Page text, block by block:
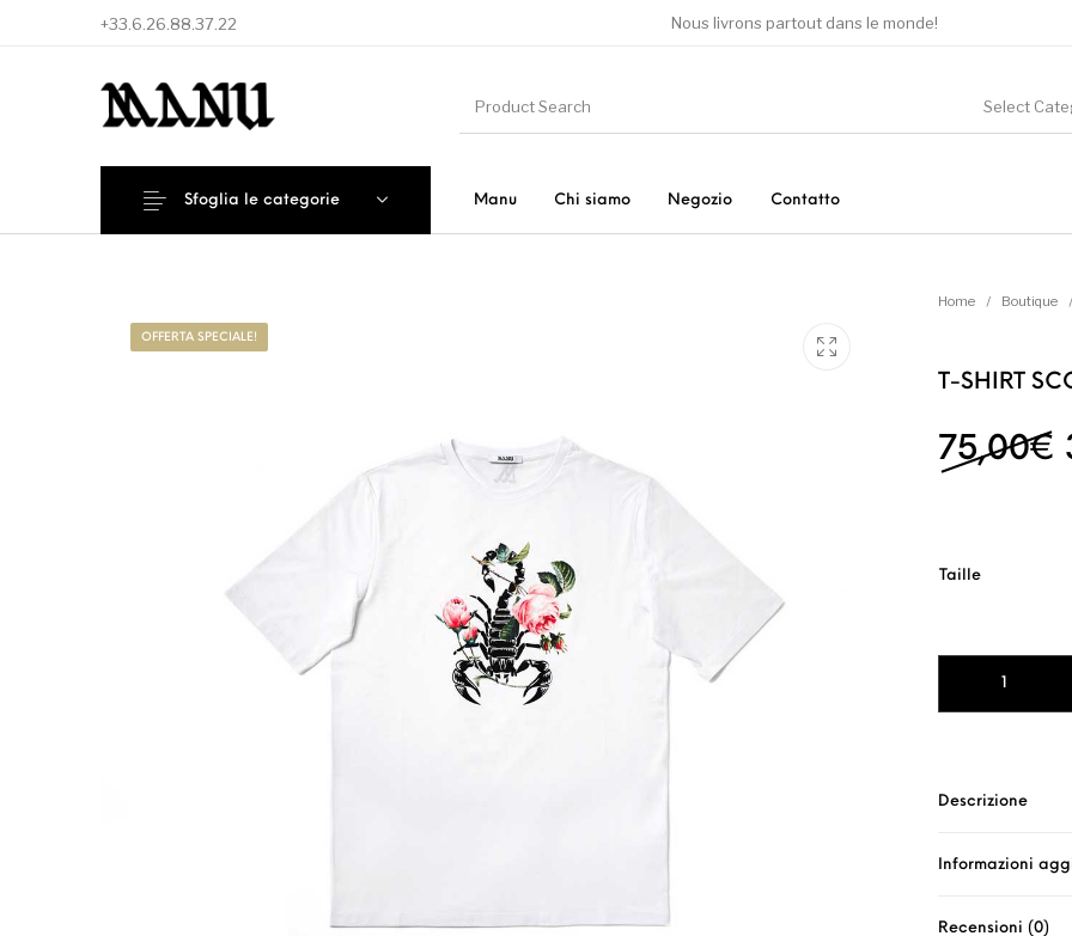
+33.6.26.88.37.22 Nous livrons partout dans le monde!
Select
Manu Chi siamo Negozio Contatto
Sfoglia le categorie
OFFERTA SPECIALE!
Home / Boutique /
T-SHIRT
75,00€
Taille
Descrizione
Informazioni
Recensioni (0)